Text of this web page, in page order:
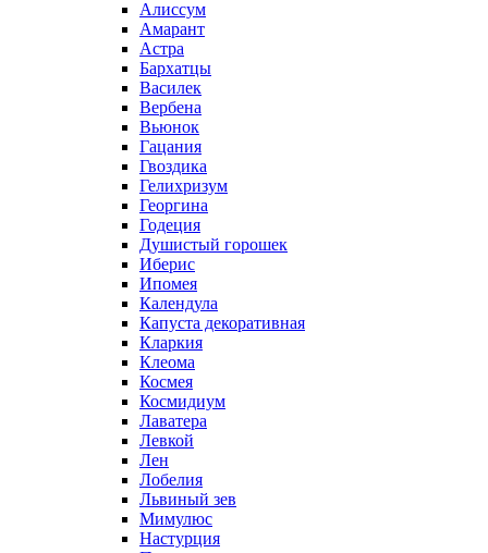
Алиссум
Амарант
Астра
Бархатцы
Василек
Вербена
Вьюнок
Гацания
Гвоздика
Гелихризум
Георгина
Годеция
Душистый горошек
Иберис
Ипомея
Календула
Капуста декоративная
Кларкия
Клеома
Космея
Космидиум
Лаватера
Левкой
Лен
Лобелия
Львиный зев
Мимулюс
Настурция